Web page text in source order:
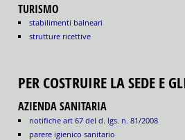
TURISMO
stabilimenti balneari
strutture ricettive
PER COSTRUIRE LA SEDE E
AZIENDA SANITARIA
notifiche art 67 del d. lgs. n. 81/2008
parere igienico sanitario